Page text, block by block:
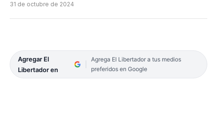
31 de octubre de 2024
Agregar El
Libertador en
Agrega El Libertador a tus medios
preferidos en Google